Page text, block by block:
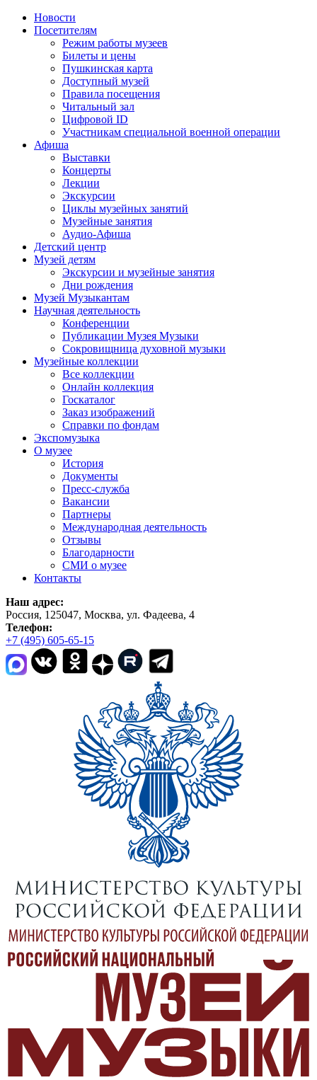
Новости
Посетителям
Режим работы музеев
Билеты и цены
Пушкинская карта
Доступный музей
Правила посещения
Читальный зал
Цифровой ID
Участникам специальной военной операции
Афиша
Выставки
Концерты
Лекции
Экскурсии
Циклы музейных занятий
Музейные занятия
Аудио-Афиша
Детский центр
Музей детям
Экскурсии и музейные занятия
Дни рождения
Музей Музыкантам
Научная деятельность
Конференции
Публикации Музея Музыки
Сокровищница духовной музыки
Музейные коллекции
Все коллекции
Онлайн коллекция
Госкаталог
Заказ изображений
Справки по фондам
Экспомузыка
О музее
История
Документы
Пресс-служба
Вакансии
Партнеры
Международная деятельность
Отзывы
Благодарности
СМИ о музее
Контакты
Наш адрес:
Россия, 125047, Москва, ул. Фадеева, 4
Телефон:
+7 (495) 605-65-15